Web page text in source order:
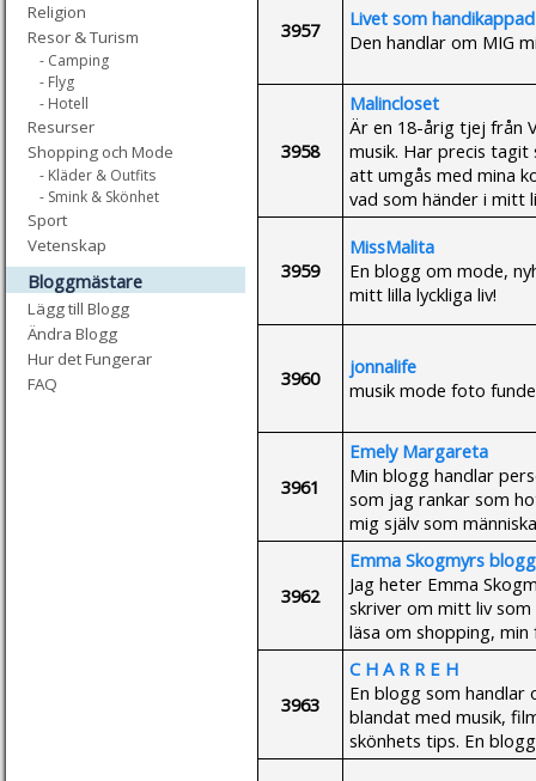
Religion
Resor & Turism
- Camping
- Flyg
- Hotell
Resurser
Shopping och Mode
- Kläder & Outfits
- Smink & Skönhet
Sport
Vetenskap
Bloggmästare
Lägg till Blogg
Ändra Blogg
Hur det Fungerar
FAQ
3957
Livet som handikappad
Den handlar om MIG
3958
Malincloset
Är en 18-årig tjej från
musik. Har precis
att umgås med mina
vad som händer i mitt
3959
MissMalita
En blogg om mode,
mitt lilla lyckliga liv!
3960
jonnalife
musik mode foto
3961
Emely Margareta
Min blogg handlar
som jag rankar som
mig själv som
3962
Emma Skogmyrs blogg
Jag heter Emma
skriver om mitt liv
läsa om shopping,
3963
C H A R R E H
En blogg som handlar
blandat med musik,
skönhets tips. En